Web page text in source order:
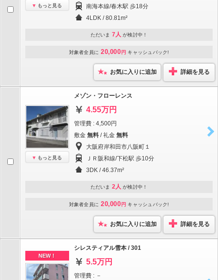
もっと見る
南海本線/春木駅 歩18分
4LDK / 80.81m²
ただいま 7人 が検討中！
対象者全員に 20,000 円 キャッシュバック!
お気に入りに追加 詳細を見る
もっと見る
メゾン・フローレンス
4.55万円
管理費 : 4,500円
敷金 無料 / 礼金 無料
大阪府岸和田市八阪町１
ＪＲ阪和線/下松駅 歩10分
3DK / 46.37m²
ただいま 2人 が検討中！
対象者全員に 20,000 円 キャッシュバック!
お気に入りに追加 詳細を見る
NEW！
シレスティアル雪本 / 301
5.5万円
管理費 : －